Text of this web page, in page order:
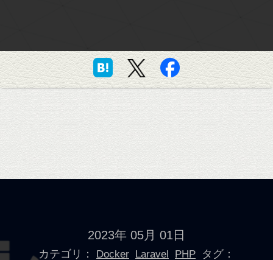
2023年 05月 01日
カテゴリ： Docker Laravel PHP
タグ：